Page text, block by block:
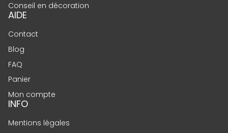
Conseil en décoration
AIDE
Contact
Blog
FAQ
Panier
Mon compte
INFO
Mentions légales